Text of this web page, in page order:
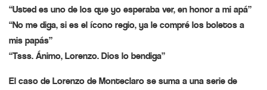
“Usted es uno de los que yo esperaba ver, en honor a mi apá”
“No me diga, si es el ícono regio, ya le compré los boletos a
mis papás”
“Tsss. Ánimo, Lorenzo. Dios lo bendiga”
El caso de Lorenzo de Monteclaro se suma a una serie de